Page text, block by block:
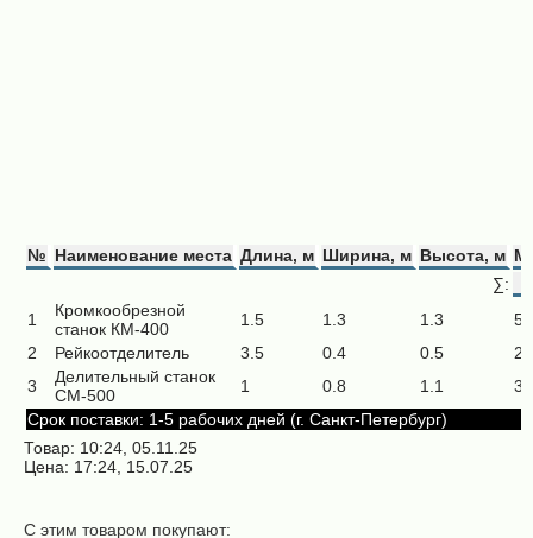
№ Наименование места Длина, м Ширина, м Высота, м
∑:
1
Кромкообрезной
станок КМ-400
1.5 1.3 1.3
2
Рейкоотделитель 3.5 0.4 0.5
3
Делительный станок
СМ-500
1 0.8 1.1
Срок поставки: 1-5 рабочих дней (г. Санкт-Петербург)
Товар: 10:24, 05.11.25
Цена: 17:24, 15.07.25
С этим товаром покупают: